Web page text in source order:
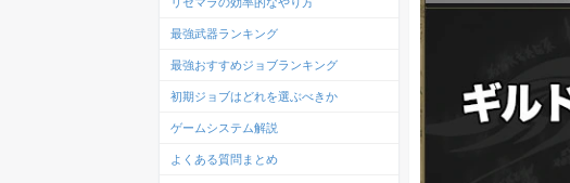
最強武器ランキング
最強おすすめジョブランキング
初期ジョブはどれを選ぶべきか
ゲームシステム解説
よくある質問まとめ